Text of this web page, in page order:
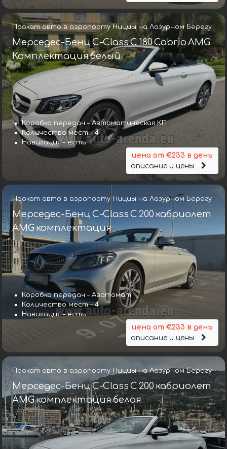
Прокат авто в аэропорту Ниццы на Лазурном Берегу
Мерседес-Бенц C-Class C 180 Cabrio AMG
Комплектация белый
Коробка передач – Автоматическая КП
Количество мест – 4
Навигация – есть
цена от €233 в день
описание и цены
Прокат авто в аэропорту Ниццы на Лазурном Берегу
Мерседес-Бенц C-Class C 200 кабриолет
AMG комплектация
Коробка передач – Аватомат
Количество мест – 4
Навигация – есть
цена от €233 в день
описание и цены
Прокат авто в аэропорту Ниццы на Лазурном Берегу
Мерседес-Бенц C-Class C 200 кабриолет
AMG комплектация белая